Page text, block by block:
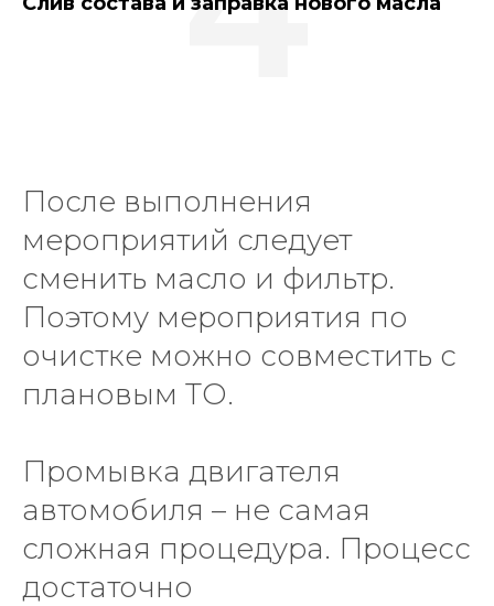
После выполнения
мероприятий следует
сменить масло и фильтр.
Поэтому мероприятия по
очистке можно совместить с
плановым ТО.
Промывка двигателя
автомобиля – не самая
сложная процедура. Процесс
достаточно